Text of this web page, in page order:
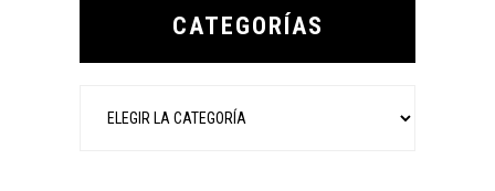
CATEGORÍAS